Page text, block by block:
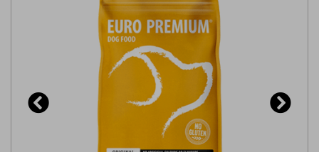
Fasern, Bierhefe, Fischöl, Hefeextrakte (MOS, β-
Glucane (75 mg/kg)), GOS, FOS, getrocknete
Pflanzen (40 mg/kg; Rosmarinus sp., Curcuma sp.,